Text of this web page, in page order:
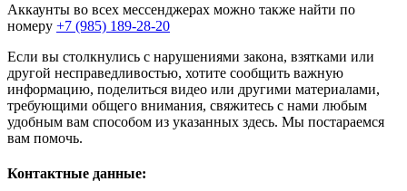
Аккаунты во всех мессенджерах можно также найти по
номеру +7 (985) 189-28-20
Если вы столкнулись с нарушениями закона, взятками или
другой несправедливостью, хотите сообщить важную
информацию, поделиться видео или другими материалами,
требующими общего внимания, свяжитесь с нами любым
удобным вам способом из указанных здесь. Мы постараемся
вам помочь.
Контактные данные: